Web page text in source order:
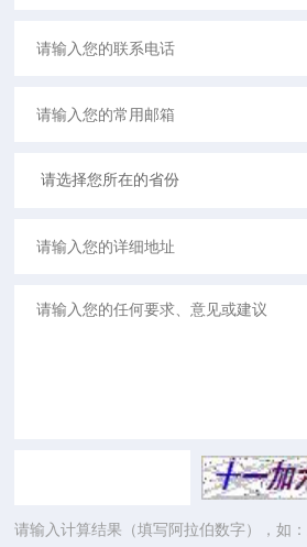
请输入计算结果（填写阿拉伯数字），如